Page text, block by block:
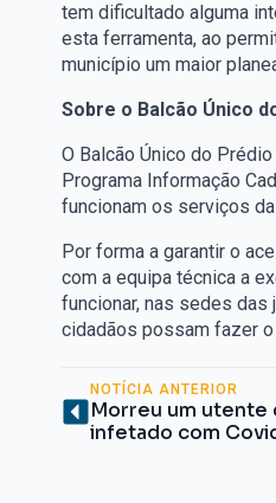
tem dificultado alguma
esta ferramenta, ao
município um maior
Sobre o Balcão Único
O Balcão Único do
Programa Informação
funcionam os serviços
Por forma a garantir o
com a equipa técnica a
funcionar, nas sedes das
cidadãos possam fazer
NOTÍCIA ANTERIOR
Morreu um utente
infetado com